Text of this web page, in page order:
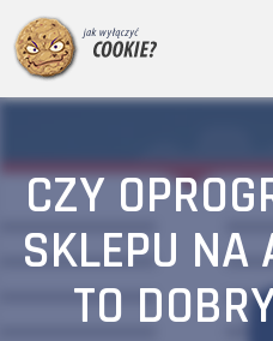
CZY
SKLEPU NA
TO